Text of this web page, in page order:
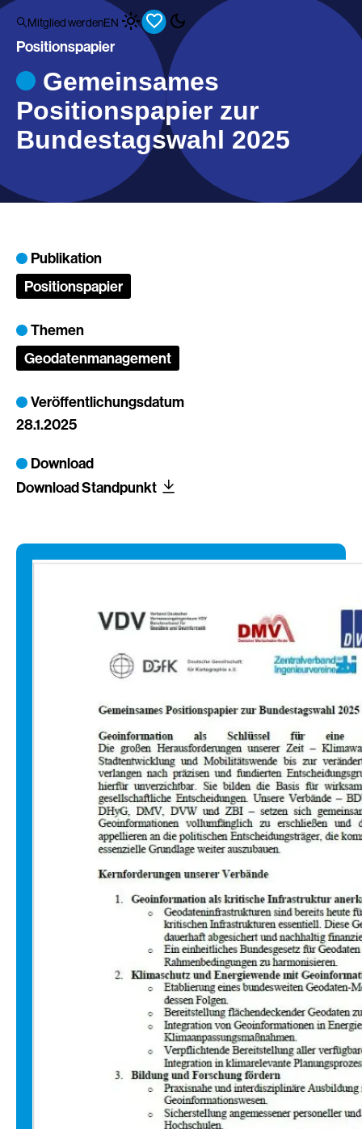
Mitglied werdenEN
Gemeinsames
Positionspapier zur
Bundestagswahl 2025
Positionspapier
Publikation
Positionspapier
Themen
Geodatenmanagement
Veröffentlichungsdatum
28.1.2025
Download
Download Standpunkt